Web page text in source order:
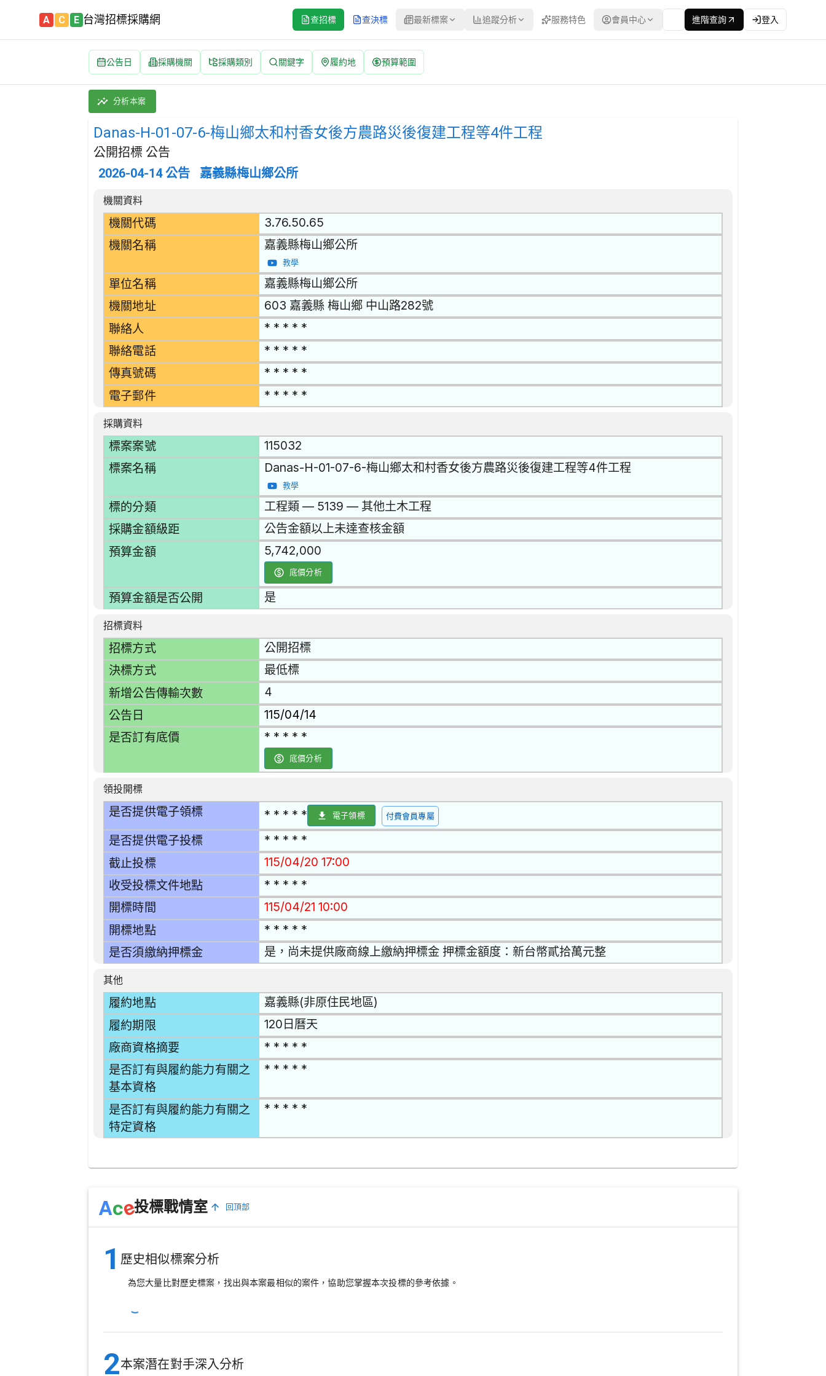
A C E 台灣招標採購網 查招標 查決標 最新標案 追蹤分析 服務特色 會員中心 進階查詢 登入
公告日 採購機關 採購類別 關鍵字 履約地 預算範圍
Danas-H-01-07-6-梅山鄉太和村香女後方農路災後復建工程等4件工程 招標公告 | 案號：115032 | 公開招標 公告
採購類別：工程類 其他土木工程 | 招標方式：公開招標 | 決標方式：最低標 | 資料來源：台灣政府電子採購網（公共工程委員會） | 更新時間：2026-04-
分析本案
Danas-H-01-07-6-梅山鄉太和村香女後方農路災後復建工程等4件工程
公開招標 公告
2026-04-14 公告 嘉義縣梅山鄉公所
招標公告詳細內容
機關資料
機關代碼 3.76.50.65
機關名稱 嘉義縣梅山鄉公所
教學
單位名稱 嘉義縣梅山鄉公所
機關地址 603 嘉義縣 梅山鄉 中山路282號
聯絡人 * * * * *
聯絡電話 * * * * *
傳真號碼 * * * * *
電子郵件 * * * * *
採購資料
標案案號 115032
標案名稱 Danas-H-01-07-6-梅山鄉太和村香女後方農路災後復建工程等4件工程
教學
標的分類 工程類 — 5139 — 其他土木工程
採購金額級距 公告金額以上未達查核金額
預算金額 5,742,000
底價分析
預算金額是否公開 是
招標資料
招標方式 公開招標
決標方式 最低標
新增公告傳輸次數 4
公告日 115/04/14
是否訂有底價 * * * * *
底價分析
領投開標
是否提供電子領標 * * * * * 電子領標 付費會員專屬
是否提供電子投標 * * * * *
截止投標 115/04/20 17:00
收受投標文件地點 * * * * *
開標時間 115/04/21 10:00
開標地點 * * * * *
是否須繳納押標金 是，尚未提供廠商線上繳納押標金 押標金額度：新台幣貳拾萬元整
其他
履約地點 嘉義縣(非原住民地區)
履約期限 120日曆天
廠商資格摘要 * * * * *
是否訂有與履約能力有關之
基本資格
* * * * *
是否訂有與履約能力有關之
特定資格
* * * * *
Ace投標戰情室 回頂部
1 歷史相似標案分析
為您大量比對歷史標案，找出與本案最相似的案件，協助您掌握本次投標的參考依據。
2本案潛在對手深入分析